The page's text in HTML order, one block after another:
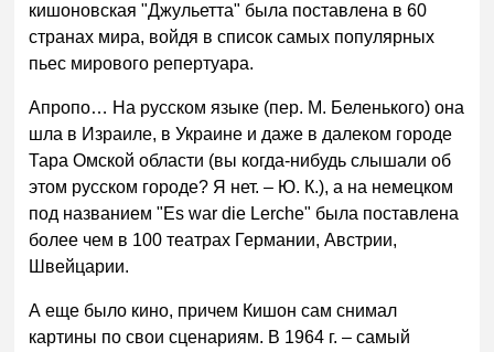
кишоновская "Джульетта" была поставлена в 60
странах мира, войдя в список самых популярных
пьес мирового репертуара.
Апропо… На русском языке (пер. М. Беленького) она
шла в Израиле, в Украине и даже в далеком городе
Тара Омской области (вы когда-нибудь слышали об
этом русском городе? Я нет. – Ю. К.), а на немецком
под названием "Es war die Lerche" была поставлена
более чем в 100 театрах Германии, Австрии,
Швейцарии.
А еще было кино, причем Кишон сам снимал
картины по свои сценариям. В 1964 г. – самый